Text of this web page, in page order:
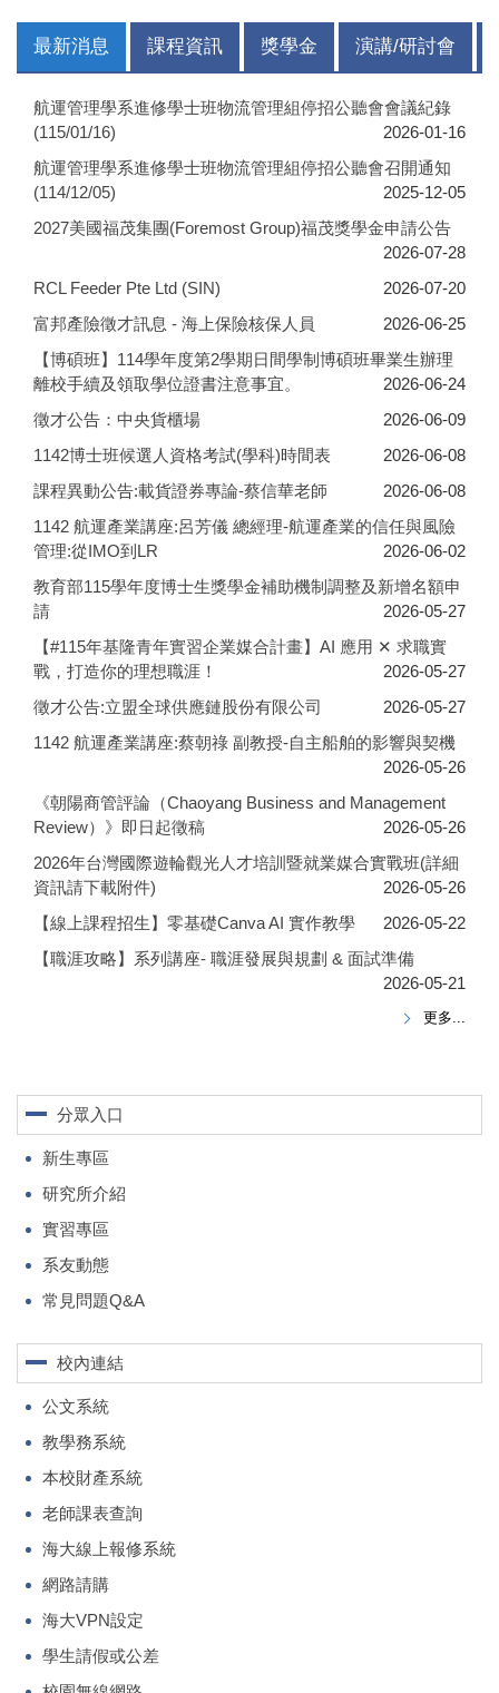
最新消息 課程資訊 獎學金 演講/研討會
航運管理學系進修學士班物流管理組停招公聽會會議紀錄
(115/01/16)
2026-01-16
航運管理學系進修學士班物流管理組停招公聽會召開通知
(114/12/05)
2025-12-05
2027美國福茂集團(Foremost Group)福茂獎學金申請公告
2026-07-28
RCL Feeder Pte Ltd (SIN)
2026-07-20
富邦產險徵才訊息 - 海上保險核保人員
2026-06-25
【博碩班】114學年度第2學期日間學制博碩班畢業生辦理
離校手續及領取學位證書注意事宜。
2026-06-24
徵才公告：中央貨櫃場
2026-06-09
1142博士班候選人資格考試(學科)時間表
2026-06-08
課程異動公告:載貨證券專論-蔡信華老師
2026-06-08
1142 航運產業講座:呂芳儀 總經理-航運產業的信任與風險
管理:從IMO到LR
2026-06-02
教育部115學年度博士生獎學金補助機制調整及新增名額申
請
2026-05-27
【#115年基隆青年實習企業媒合計畫】AI 應用 ✕ 求職實
戰，打造你的理想職涯！
2026-05-27
徵才公告:立盟全球供應鏈股份有限公司
2026-05-27
1142 航運產業講座:蔡朝祿 副教授-自主船舶的影響與契機
2026-05-26
《朝陽商管評論（Chaoyang Business and Management
Review）》即日起徵稿
2026-05-26
2026年台灣國際遊輪觀光人才培訓暨就業媒合實戰班(詳細
資訊請下載附件)
2026-05-26
【線上課程招生】零基礎Canva AI 實作教學
2026-05-22
【職涯攻略】系列講座- 職涯發展與規劃 & 面試準備
2026-05-21
更多...
分眾入口
新生專區
研究所介紹
實習專區
系友動態
常見問題Q&A
校內連結
公文系統
教學務系統
本校財產系統
老師課表查詢
海大線上報修系統
網路請購
海大VPN設定
學生請假或公差